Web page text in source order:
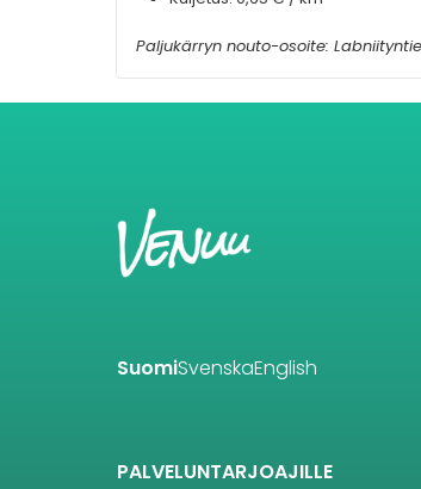
Paljukärryn nouto-osoite:
SuomiSvenskaEnglish
PALVELUNTARJOAJILLE